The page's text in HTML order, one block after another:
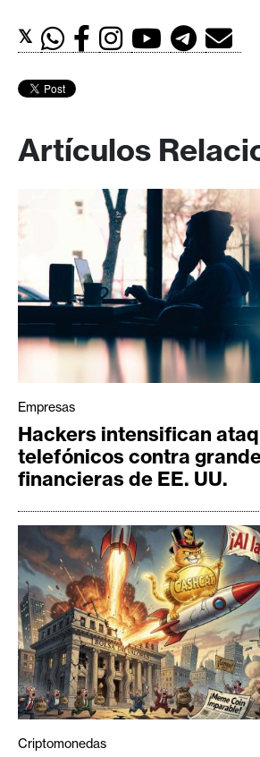
𝕏
Artículos
Empresas
Hackers intensifican
telefónicos contra
financieras de EE. UU.
Criptomonedas